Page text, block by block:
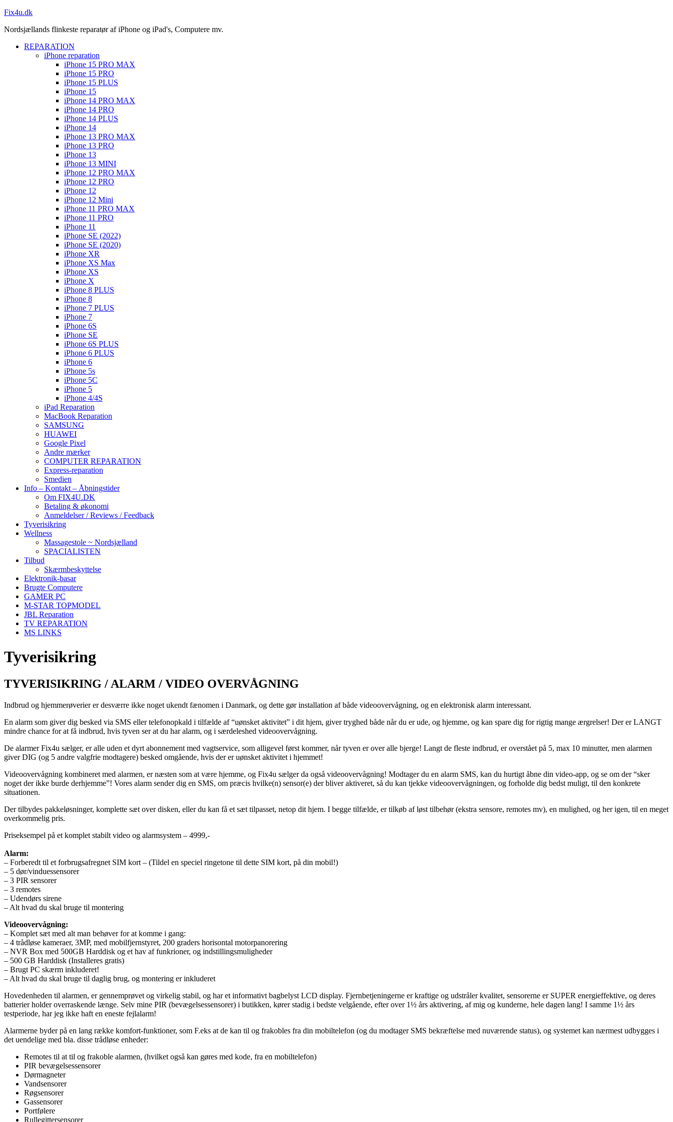
Fix4u.dk
Nordsjællands flinkeste reparatør af iPhone og iPad's, Computere mv.
REPARATION
iPhone reparation
iPhone 15 PRO MAX
iPhone 15 PRO
iPhone 15 PLUS
iPhone 15
iPhone 14 PRO MAX
iPhone 14 PRO
iPhone 14 PLUS
iPhone 14
iPhone 13 PRO MAX
iPhone 13 PRO
iPhone 13
iPhone 13 MINI
iPhone 12 PRO MAX
iPhone 12 PRO
iPhone 12
iPhone 12 Mini
iPhone 11 PRO MAX
iPhone 11 PRO
iPhone 11
iPhone SE (2022)
iPhone SE (2020)
iPhone XR
iPhone XS Max
iPhone XS
iPhone X
iPhone 8 PLUS
iPhone 8
iPhone 7 PLUS
iPhone 7
iPhone 6S
iPhone SE
iPhone 6S PLUS
iPhone 6 PLUS
iPhone 6
iPhone 5s
iPhone 5C
iPhone 5
iPhone 4/4S
iPad Reparation
MacBook Reparation
SAMSUNG
HUAWEI
Google Pixel
Andre mærker
COMPUTER REPARATION
Express-reparation
Smedien
Info – Kontakt – Åbningstider
Om FIX4U.DK
Betaling & økonomi
Anmeldelser / Reviews / Feedback
Tyverisikring
Wellness
Massagestole ~ Nordsjælland
SPACIALISTEN
Tilbud
Skærmbeskyttelse
Elektronik-basar
Brugte Computere
GAMER PC
M-STAR TOPMODEL
JBL Reparation
TV REPARATION
MS LINKS
Tyverisikring
TYVERISIKRING / ALARM / VIDEO OVERVÅGNING
Indbrud og hjemmerøverier er desværre ikke noget ukendt fænomen i Danmark, og dette gør installation af både videoovervågning, og en elektronisk alarm interessant.
En alarm som giver dig besked via SMS eller telefonopkald i tilfælde af “uønsket aktivitet” i dit hjem, giver tryghed både når du er ude, og hjemme, og kan spare dig for rigtig mange ærgrelser! Der er LANGT
mindre chance for at få indbrud, hvis tyven ser at du har alarm, og i særdeleshed videoovervågning.
De alarmer Fix4u sælger, er alle uden et dyrt abonnement med vagtservice, som alligevel først kommer, når tyven er over alle bjerge! Langt de fleste indbrud, er overstået på 5, max 10 minutter, men alarmen
giver DIG (og 5 andre valgfrie modtagere) besked omgående, hvis der er uønsket aktivitet i hjemmet!
Videoovervågning kombineret med alarmen, er næsten som at være hjemme, og Fix4u sælger da også videoovervågning! Modtager du en alarm SMS, kan du hurtigt åbne din video-app, og se om der “sker
noget der ikke burde derhjemme”! Vores alarm sender dig en SMS, om præcis hvilke(n) sensor(e) der bliver aktiveret, så du kan tjekke videoovervågningen, og forholde dig bedst muligt, til den konkrete
situationen.
Der tilbydes pakkeløsninger, komplette sæt over disken, eller du kan få et sæt tilpasset, netop dit hjem. I begge tilfælde, er tilkøb af løst tilbehør (ekstra sensore, remotes mv), en mulighed, og her igen, til en meget
overkommelig pris.
Priseksempel på et komplet stabilt video og alarmsystem – 4999,-
Alarm:
– Forberedt til et forbrugsafregnet SIM kort – (Tildel en speciel ringetone til dette SIM kort, på din mobil!)
– 5 dør/vinduessensorer
– 3 PIR sensorer
– 3 remotes
– Udendørs sirene
– Alt hvad du skal bruge til montering
Videoovervågning:
– Komplet sæt med alt man behøver for at komme i gang:
– 4 trådløse kameraer, 3MP, med mobilfjernstyret, 200 graders horisontal motorpanorering
– NVR Box med 500GB Harddisk og et hav af funkrioner, og indstillingsmuligheder
– 500 GB Harddisk (Installeres gratis)
– Brugt PC skærm inkluderet!
– Alt hvad du skal bruge til daglig brug, og montering er inkluderet
Hovedenheden til alarmen, er gennemprøvet og virkelig stabil, og har et informativt bagbelyst LCD display. Fjernbetjeningerne er kraftige og udstråler kvalitet, sensorerne er SUPER energieffektive, og deres
batterier holder overraskende længe. Selv mine PIR (bevægelsessensorer) i butikken, kører stadig i bedste velgående, efter over 1½ års aktivering, af mig og kunderne, hele dagen lang! I samme 1½ års
testperiode, har jeg ikke haft en eneste fejlalarm!
Alarmerne byder på en lang række komfort-funktioner, som F.eks at de kan til og frakobles fra din mobiltelefon (og du modtager SMS bekræftelse med nuværende status), og systemet kan nærmest udbygges i
det uendelige med bla. disse trådløse enheder:
Remotes til at til og frakoble alarmen, (hvilket også kan gøres med kode, fra en mobiltelefon)
PIR bevægelsessensorer
Dørmagneter
Vandsensorer
Røgsensorer
Gassensorer
Portfølere
Rullegittersensorer